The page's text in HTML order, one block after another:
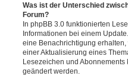
Was ist der Unterschied
Forum?
In phpBB 3.0 funktionierten
Informationen bei einem
eine Benachrichtigung
einer Aktualisierung eines
Lesezeichen und
geändert werden.